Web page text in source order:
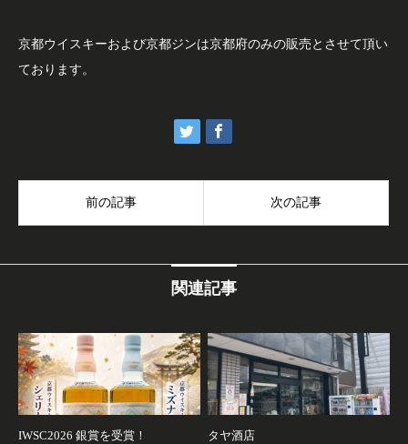
京都ウイスキーおよび京都ジンは京都府のみの販売とさせて頂い
ております。
前の記事 次の記事
関連記事
IWSC2026 銀賞を受賞！ タヤ酒店